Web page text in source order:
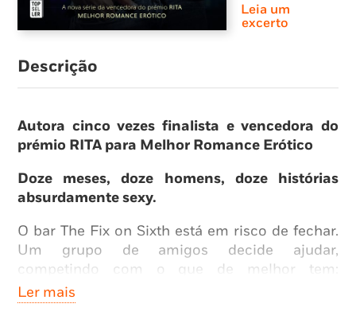
Leia um
excerto
Descrição
Autora cinco vezes finalista e vencedora do
prémio RITA para Melhor Romance Erótico
Doze meses, doze homens, doze histórias
absurdamente sexy.
O bar The Fix on Sixth está em risco de fechar.
Um grupo de amigos decide ajudar,
competindo com o que de melhor tem:
sensualidade e atributos físicos! E assim surge
o concurso O Homem do Mês, onde os
Ler mais